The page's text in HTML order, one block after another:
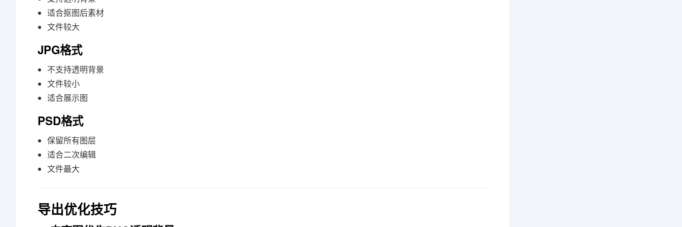
适合抠图后素材
文件较大
JPG格式
不支持透明背景
文件较小
适合展示图
PSD格式
保留所有图层
适合二次编辑
文件最大
导出优化技巧